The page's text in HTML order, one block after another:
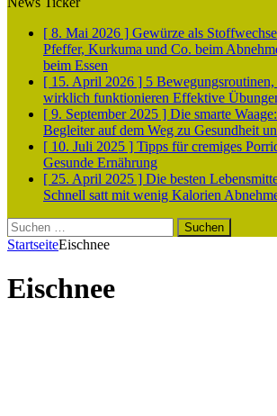
[ 8. Mai 2026 ] Gewürze als
Pfeffer, Kurkuma und Co. beim
beim Essen
[ 15. April 2026 ] 5
wirklich funktionieren Effektive
[ 9. September 2025 ] Die smarte
Begleiter auf dem Weg zu Gesundheit
[ 10. Juli 2025 ] Tipps für cremiges
Gesunde Ernährung
[ 25. April 2025 ] Die besten
Schnell satt mit wenig Kalorien
Suchen
nach:
StartseiteEischnee
Eischnee